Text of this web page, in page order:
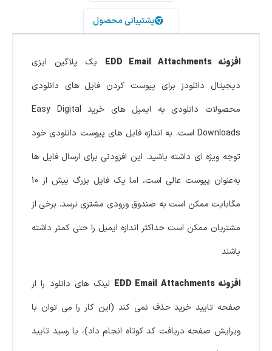
پشتیبانی محصول
افزونه EDD Email Attachments
یک پلاگین ایزی
دیجیتال دانلودز برای پیوست کردن فایل های دانلودی
محصولات دانلودی به ایمیل های خرید Easy Digital
Downloads است. به اندازه فایل های پیوست دانلودی خود
توجه ویژه ای داشته باشید. این افزودنی برای ارسال فایل‌ ها
به‌عنوان پیوست عالی است، اما یک فایل بزرگ بیش از 10
مگابایت ممکن است به صندوق ورودی مشتری نرسد. برخی از
مشتریان ممکن است حداکثر اندازه ایمیل را حتی کمتر داشته
باشند
افزونه EDD Email Attachments
لینک های دانلود را از
صفحه تایید خرید حذف نمی کند (این کار را می توان با
ویرایش صفحه دریافت کد کوتاه انجام داد)، یا رسید تایید